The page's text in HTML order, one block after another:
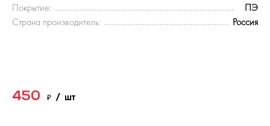
Покрытие:
ПЭ
Страна производитель:
Россия
450 ₽ / шт